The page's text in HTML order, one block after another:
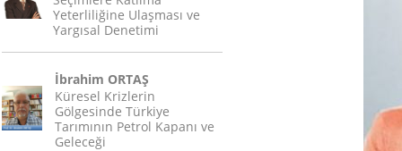
Yeterliliğine Ulaşması ve
Yargısal Denetimi
İbrahim ORTAŞ
Küresel Krizlerin
Gölgesinde Türkiye
Tarımının Petrol Kapanı ve
Geleceği